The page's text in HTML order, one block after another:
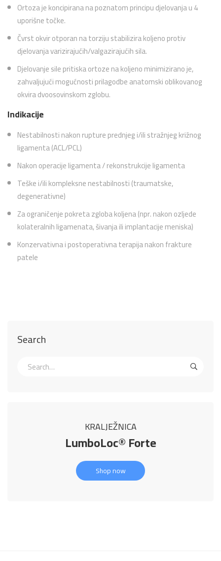
Search
KRALJEŽNICA
LumboLoc® Forte
Shop now
Ortoza je koncipirana na poznatom principu djelovanja u 4
uporišne točke.
Čvrst okvir otporan na torziju stabilizira koljeno protiv
djelovanja varizirajućih/valgazirajućih sila.
Djelovanje sile pritiska ortoze na koljeno minimizirano je,
zahvaljujući mogućnosti prilagodbe anatomski oblikovanog
okvira dvoosovinskom zglobu.
Indikacije
Nestabilnosti nakon rupture prednjeg i/ili stražnjeg križnog
ligamenta (ACL/PCL)
Nakon operacije ligamenta / rekonstrukcije ligamenta
Teške i/ili kompleksne nestabilnosti (traumatske,
degenerativne)
Za ograničenje pokreta zgloba koljena (npr. nakon ozljede
kolateralnih ligamenata, šivanja ili implantacije meniska)
Konzervativna i postoperativna terapija nakon frakture
patele